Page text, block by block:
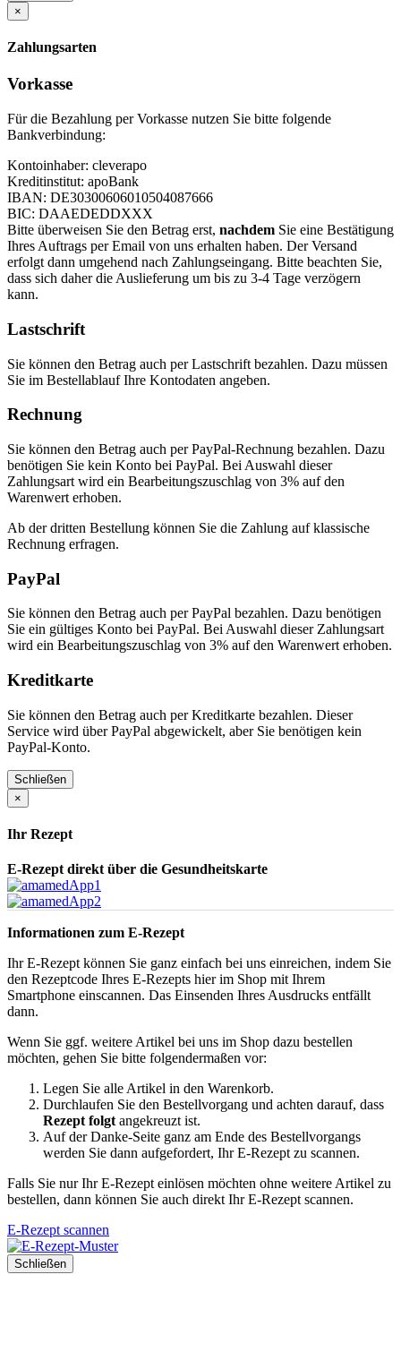
×
Zahlungsarten
Vorkasse
Für die Bezahlung per Vorkasse nutzen Sie bitte folgende
Bankverbindung:
Kontoinhaber: cleverapo
Kreditinstitut: apoBank
IBAN: DE30300606010504087666
BIC: DAAEDEDDXXX
Bitte überweisen Sie den Betrag erst, nachdem Sie eine Bestätigung
Ihres Auftrags per Email von uns erhalten haben. Der Versand
erfolgt dann umgehend nach Zahlungseingang. Bitte beachten Sie,
dass sich daher die Auslieferung um bis zu 3-4 Tage verzögern
kann.
Lastschrift
Sie können den Betrag auch per Lastschrift bezahlen. Dazu müssen
Sie im Bestellablauf Ihre Kontodaten angeben.
Rechnung
Sie können den Betrag auch per PayPal-Rechnung bezahlen. Dazu
benötigen Sie kein Konto bei PayPal. Bei Auswahl dieser
Zahlungsart wird ein Bearbeitungszuschlag von 3% auf den
Warenwert erhoben.
Ab der dritten Bestellung können Sie die Zahlung auf klassische
Rechnung erfragen.
PayPal
Sie können den Betrag auch per PayPal bezahlen. Dazu benötigen
Sie ein gültiges Konto bei PayPal. Bei Auswahl dieser Zahlungsart
wird ein Bearbeitungszuschlag von 3% auf den Warenwert erhoben.
Kreditkarte
Sie können den Betrag auch per Kreditkarte bezahlen. Dieser
Service wird über PayPal abgewickelt, aber Sie benötigen kein
PayPal-Konto.
Schließen
×
Ihr Rezept
E-Rezept direkt über die Gesundheitskarte
Informationen zum E-Rezept
Ihr E-Rezept können Sie ganz einfach bei uns einreichen, indem Sie
den Rezeptcode Ihres E-Rezepts hier im Shop mit Ihrem
Smartphone einscannen. Das Einsenden Ihres Ausdrucks entfällt
dann.
Wenn Sie ggf. weitere Artikel bei uns im Shop dazu bestellen
möchten, gehen Sie bitte folgendermaßen vor:
Legen Sie alle Artikel in den Warenkorb.
Durchlaufen Sie den Bestellvorgang und achten darauf, dass
Rezept folgt angekreuzt ist.
Auf der Danke-Seite ganz am Ende des Bestellvorgangs
werden Sie dann aufgefordert, Ihr E-Rezept zu scannen.
Falls Sie nur Ihr E-Rezept einlösen möchten ohne weitere Artikel zu
bestellen, dann können Sie auch direkt Ihr E-Rezept scannen.
E-Rezept scannen
Schließen